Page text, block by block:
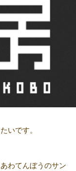
いです。
わてんぼうのサン